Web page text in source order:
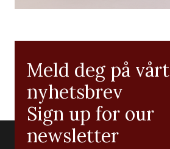
Meld deg på vårt
nyhetsbrev
Sign up for our
newsletter